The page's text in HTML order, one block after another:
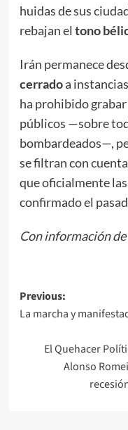
huidas de sus
rebajan el tono
Irán permanece
cerradoa
ha prohibido
públicos —sobre
bombardeados—,
se filtran con
que oficialmente
confirmado el
Con información de
Post
navigation
Previous:
La marcha y
El Quehacer
Alonso